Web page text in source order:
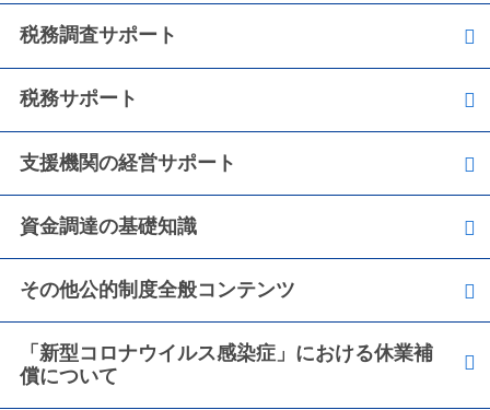
税務調査サポート
税務サポート
支援機関の経営サポート
資金調達の基礎知識
その他公的制度全般コンテンツ
「新型コロナウイルス感染症」における休業補
償について